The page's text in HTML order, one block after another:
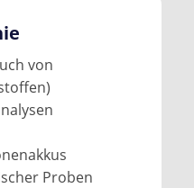
von
Proben